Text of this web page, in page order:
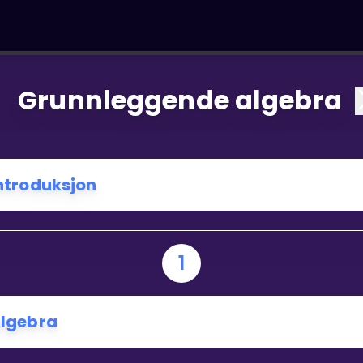
Grunnleggende algebra
1